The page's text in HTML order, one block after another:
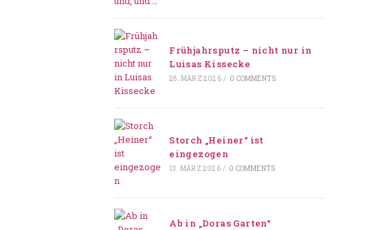
Frühjahrsputz – nicht nur in
Luisas Kissecke
28. MÄRZ 2026 / 0 COMMENTS
Storch „Heiner“ ist
eingezogen
13. MÄRZ 2026 / 0 COMMENTS
Ab in „Doras Garten“